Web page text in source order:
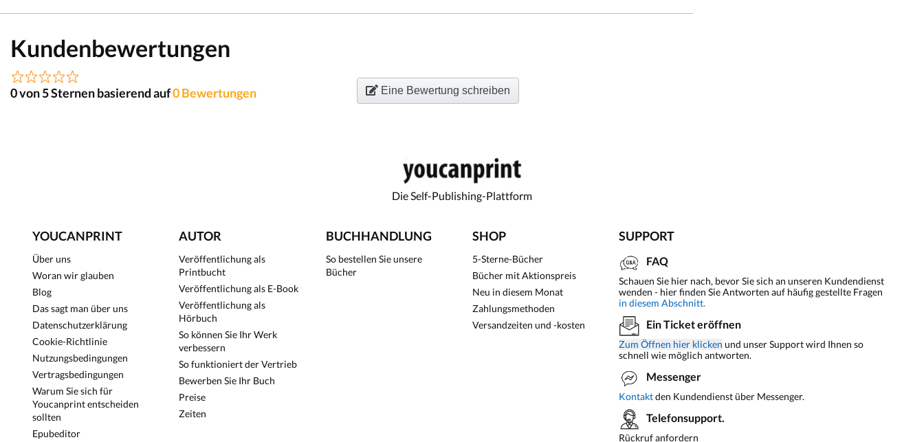
Kundenbewertungen
0 von 5 Sternen basierend auf0 Bewertungen Eine Bewertung schreiben
Die Self-Publishing-Plattform
YOUCANPRINT
Über uns
Woran wir glauben
Blog
Das sagt man über uns
Datenschutzerklärung
Cookie-Richtlinie
Nutzungsbedingungen
Vertragsbedingungen
Warum Sie sich für
Youcanprint entscheiden
sollten
Epubeditor
AUTOR
Veröffentlichung als
Printbucht
Veröffentlichung als E-Book
Veröffentlichung als
Hörbuch
So können Sie Ihr Werk
verbessern
So funktioniert der Vertrieb
Bewerben Sie Ihr Buch
Preise
Zeiten
BUCHHANDLUNG
So bestellen Sie unsere
Bücher
SHOP
5-Sterne-Bücher
Bücher mit Aktionspreis
Neu in diesem Monat
Zahlungsmethoden
Versandzeiten und -kosten
SUPPORT
FAQ
Schauen Sie hier nach, bevor Sie sich an unseren Kundendienst
wenden - hier finden Sie Antworten auf häufig gestellte Fragen
in diesem Abschnitt.
Ein Ticket eröffnen
Zum Öffnen hier klicken und unser Support wird Ihnen so
schnell wie möglich antworten.
Messenger
Kontaktden Kundendienst über Messenger.
Telefonsupport.
Rückruf anfordern